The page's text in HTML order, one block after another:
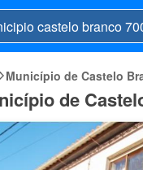
Município de Castelo
de